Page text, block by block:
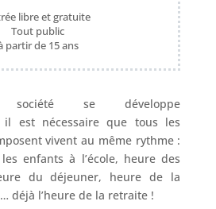
libre et gratuite
Tout public
partir de 15 ans
société se développe
il est nécessaire que tous les
vivent au même rythme :
enfants à l’école, heure des
du déjeuner, heure de la
déjà l’heure de la retraite !